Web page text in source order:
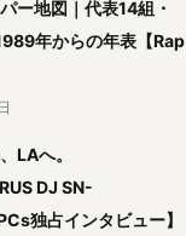
ー地図｜代表14組・
年からの年表【Rap
LAへ。
DJ SN-
独占インタビュー】